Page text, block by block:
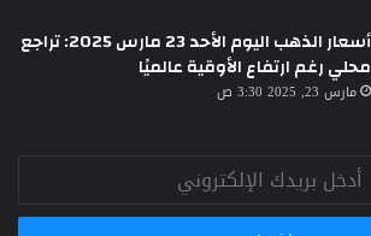
أسعار الذهب اليوم الأحد 23 مارس 2025: تراجع
محلي رغم ارتفاع الأوقية عالميًا
مارس 23, 2025 3:30 ص